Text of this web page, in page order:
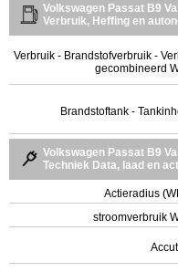
Volkswagen Passat B9
Verbruik, Heffing en
Verbruik - Brandstofverbruik -
gecombineerd
Brandstoftank -
Volkswagen Passat B9
Techniek Data, laad en
Actieradius
stroomverbruik